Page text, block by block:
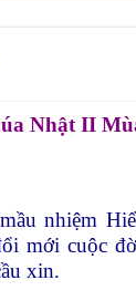
Nhật II
nhiệm
mới cuộc
xin.